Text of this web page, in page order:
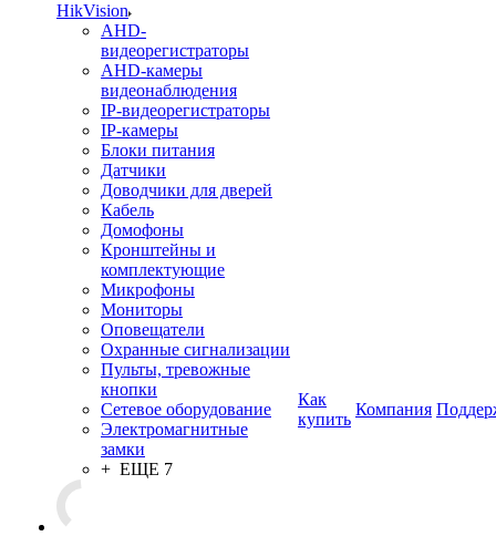
HikVision
AHD-
видеорегистраторы
AHD-камеры
видеонаблюдения
IP-видеорегистраторы
IP-камеры
Блоки питания
Датчики
Доводчики для дверей
Кабель
Домофоны
Кронштейны и
комплектующие
Микрофоны
Мониторы
Оповещатели
Охранные сигнализации
Пульты, тревожные
кнопки
Сетевое оборудование
Электромагнитные
замки
+ ЕЩЕ 7
Как
купить
Компания